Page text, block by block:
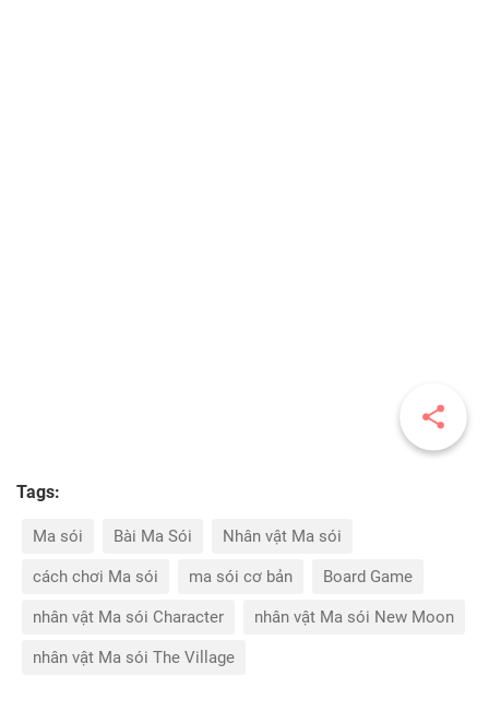
Tags:
Ma sói Bài Ma Sói Nhân vật Ma sói
cách chơi Ma sói ma sói cơ bản Board Game
nhân vật Ma sói Character nhân vật Ma sói New Moon
nhân vật Ma sói The Village